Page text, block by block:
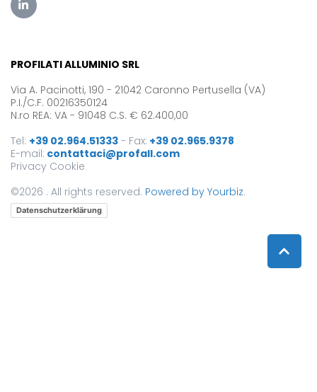
PROFILATI ALLUMINIO SRL
Via A. Pacinotti, 190 - 21042 Caronno Pertusella (VA)
P.I./C.F. 00216350124
N.ro REA: VA - 91048 C.S. € 62.400,00
Tel: +39 02.964.51333 - Fax: +39 02.965.9378
E-mail: contattaci@profall.com
Privacy Cookie
©2026 . All rights reserved. Powered by Yourbiz.
Datenschutzerklärung